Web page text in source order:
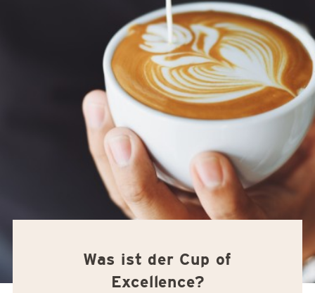
Was ist der Cup of
Excellence?